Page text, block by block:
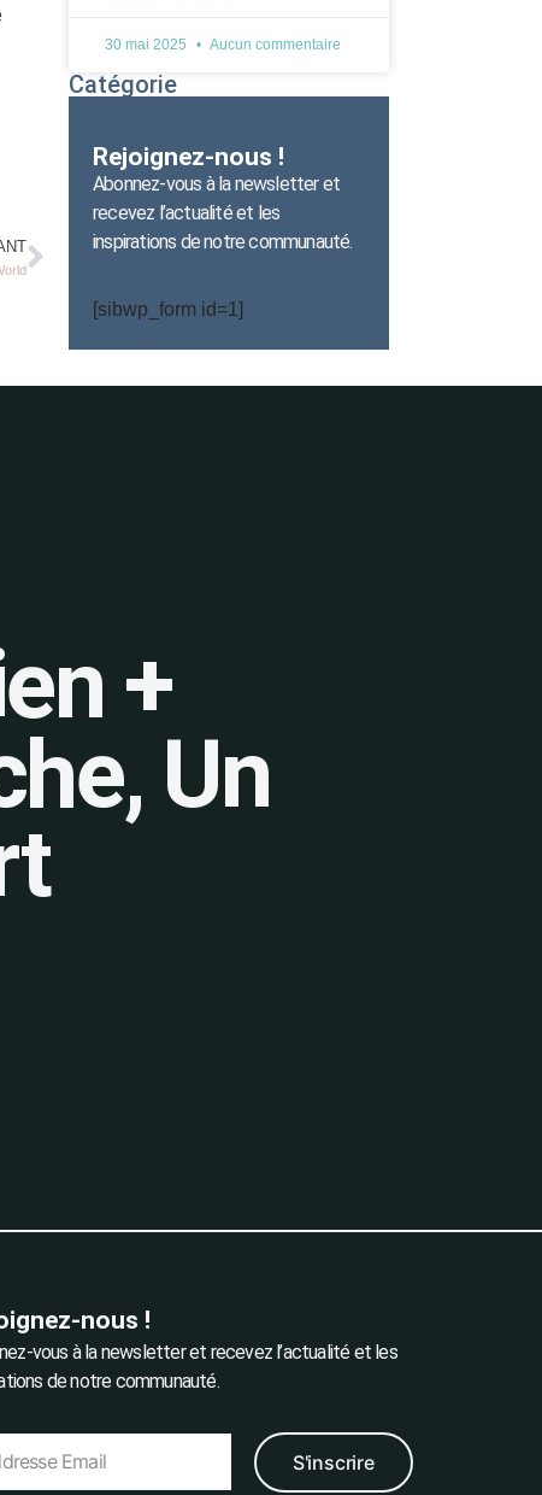
30 mai 2025 Aucun commentaire
Catégorie
Rejoignez-nous !
Abonnez-vous à la newsletter et
recevez l’actualité et les
inspirations de notre communauté.
[sibwp_form id=1]
+
Un
nous !
vous à la newsletter et recevez l’actualité et les
de notre communauté.
S'inscrire